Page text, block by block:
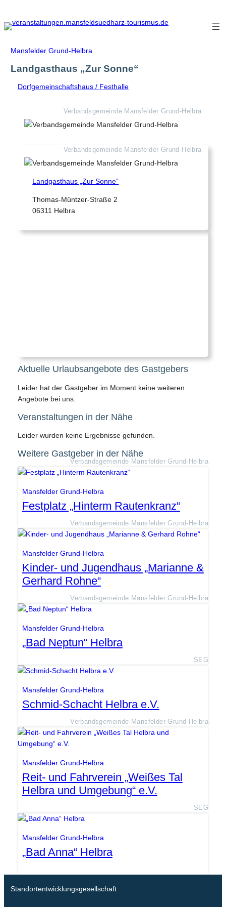
Inhalt
springen
Mansfelder Grund-Helbra
Landgasthaus „Zur Sonne“
Dorfgemeinschaftshaus / Festhalle
Verbandsgemeinde Mansfelder Grund-Helbra
Verbandsgemeinde Mansfelder Grund-Helbra
Landgasthaus „Zur Sonne“
Thomas-Müntzer-Straße 2
06311 Helbra
Aktuelle Urlaubsangebote des Gastgebers
Leider hat der Gastgeber im Moment keine weiteren
Angebote bei uns.
Veranstaltungen in der Nähe
Leider wurden keine Ergebnisse gefunden.
Weitere Gastgeber in der Nähe
Verbandsgemeinde Mansfelder Grund-Helbra
Mansfelder Grund-Helbra
Festplatz „Hinterm Rautenkranz“
Verbandsgemeinde Mansfelder Grund-Helbra
Mansfelder Grund-Helbra
Kinder- und Jugendhaus „Marianne &
Gerhard Rohne“
Verbandsgemeinde Mansfelder Grund-Helbra
Mansfelder Grund-Helbra
„Bad Neptun“ Helbra
SEG
Mansfelder Grund-Helbra
Schmid-Schacht Helbra e.V.
Verbandsgemeinde Mansfelder Grund-Helbra
Mansfelder Grund-Helbra
Reit- und Fahrverein „Weißes Tal
Helbra und Umgebung“ e.V.
SEG
Mansfelder Grund-Helbra
„Bad Anna“ Helbra
Standortentwicklungsgesellschaft